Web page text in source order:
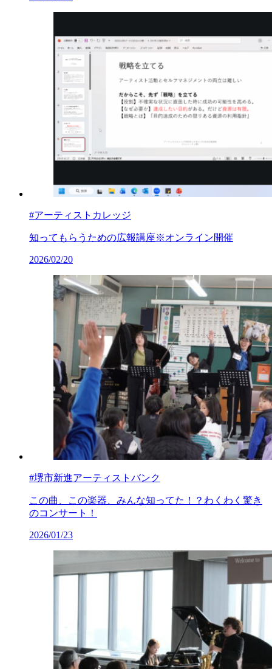
#アーティストカレッジ
知ってもらうための広報講座※オンライン開催
2026/02/20
#堺市新進アーティストバンク
この曲、この楽器、みんな知ってた！？わくわく驚き
のコンサート！
2026/01/23